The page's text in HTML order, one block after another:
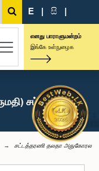
E | සි |
எனது பாராளுமன்றம்
இங்கே உள்நுழைக
சட்டத்தரணி
சட்டத்தரணி தலதா அதுகோரல